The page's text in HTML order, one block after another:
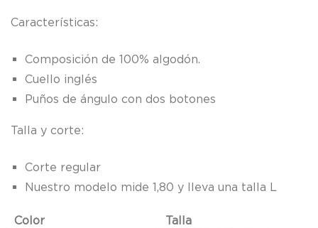
Características:
Composición de 100% algodón.
Cuello inglés
Puños de ángulo con dos botones
Talla y corte:
Corte regular
Nuestro modelo mide 1,80 y lleva una talla L
Color Talla